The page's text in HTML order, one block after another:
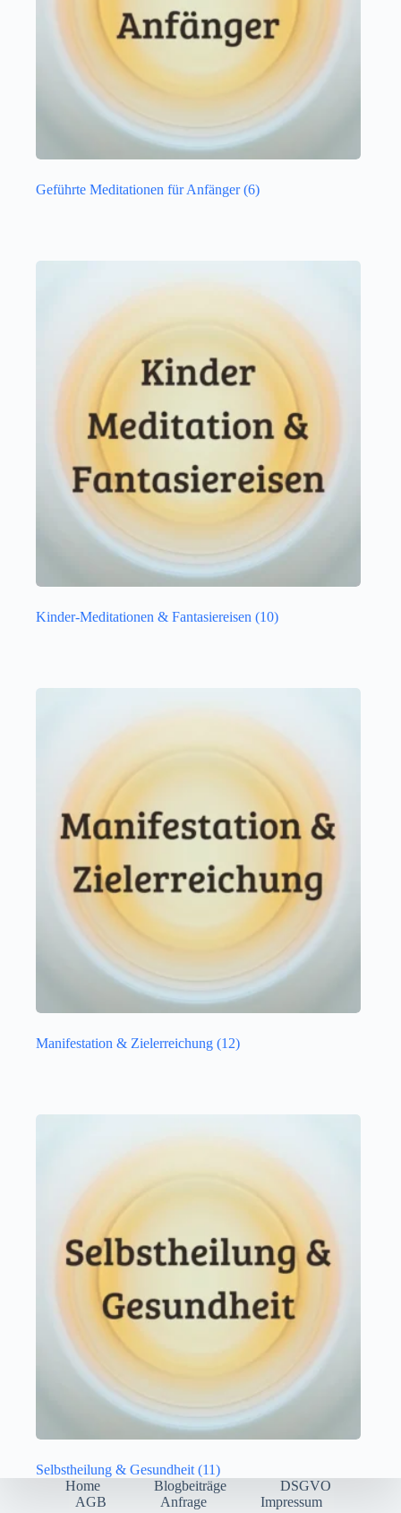
Geführte Meditationen für Anfänger(6)
Kinder-Meditationen & Fantasiereisen (10)
Manifestation & Zielerreichung (12)
Selbstheilung & Gesundheit (11)
Home
Blogbeiträge
DSGVO
AGB
Anfrage
Impressum